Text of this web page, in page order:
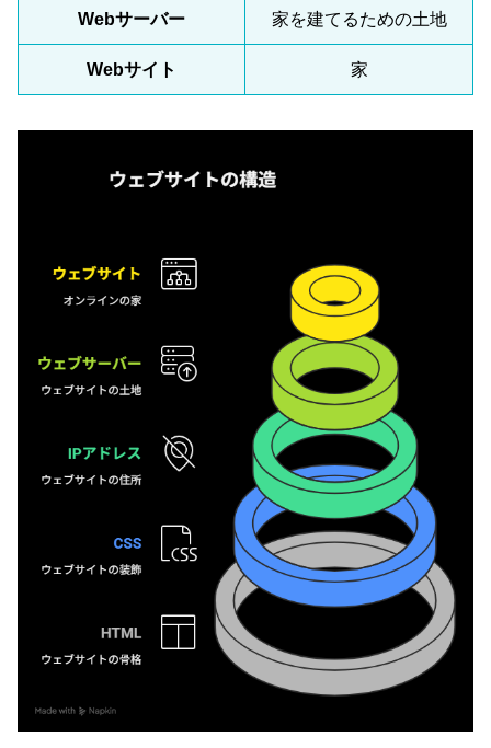
Webサーバー 家を建てるための土地
Webサイト 家